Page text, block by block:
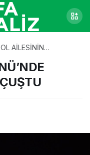
AİLESİNİN
UÇUŞTU
0